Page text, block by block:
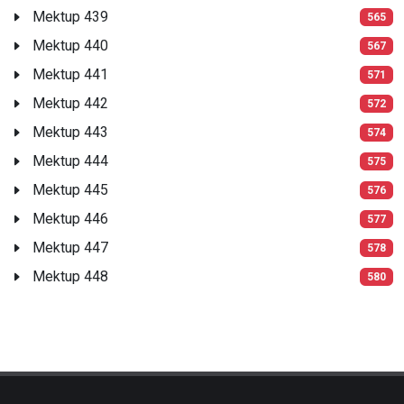
Mektup 439 565
Mektup 440 567
Mektup 441 571
Mektup 442 572
Mektup 443 574
Mektup 444 575
Mektup 445 576
Mektup 446 577
Mektup 447 578
Mektup 448 580